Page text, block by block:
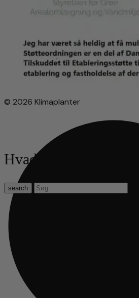
© 2026 Klimaplanter
Hvad leder du efter?
search